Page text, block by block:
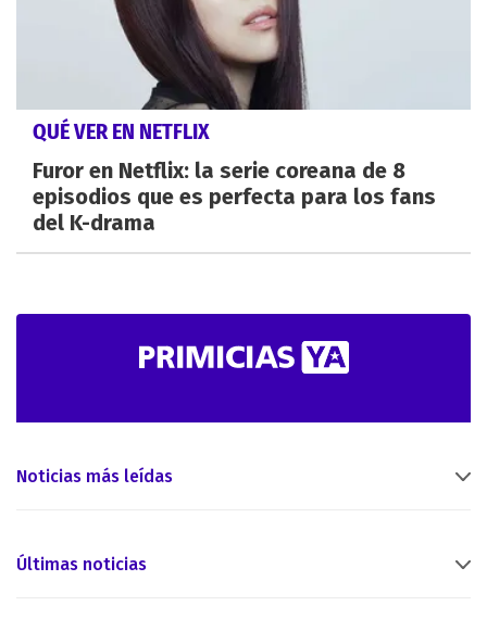
QUÉ VER EN NETFLIX
Furor en Netflix: la serie coreana de 8
episodios que es perfecta para los fans
del K-drama
Noticias más leídas
Últimas noticias